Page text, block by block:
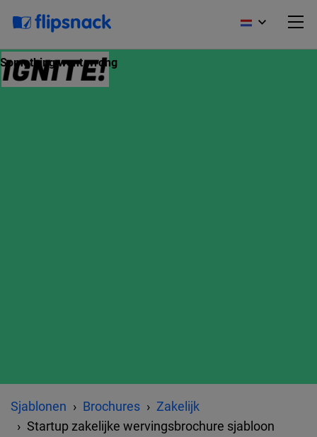
Sjablonen Brochures
Zakelijk
Startup zakelijke wervingsbrochure sjabloon